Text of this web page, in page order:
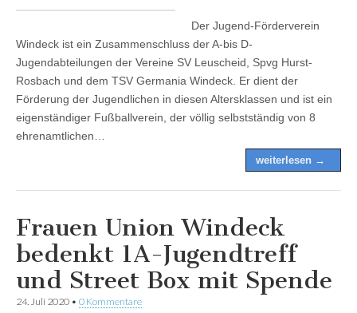
Der Jugend-Förderverein
Windeck ist ein Zusammenschluss der A-bis D-
Jugendabteilungen der Vereine SV Leuscheid, Spvg Hurst-
Rosbach und dem TSV Germania Windeck. Er dient der
Förderung der Jugendlichen in diesen Altersklassen und ist ein
eigenständiger Fußballverein, der völlig selbstständig von 8
ehrenamtlichen…
weiterlesen →
Frauen Union Windeck
bedenkt 1A-Jugendtreff
und Street Box mit Spende
24. Juli 2020 • 0 Kommentare